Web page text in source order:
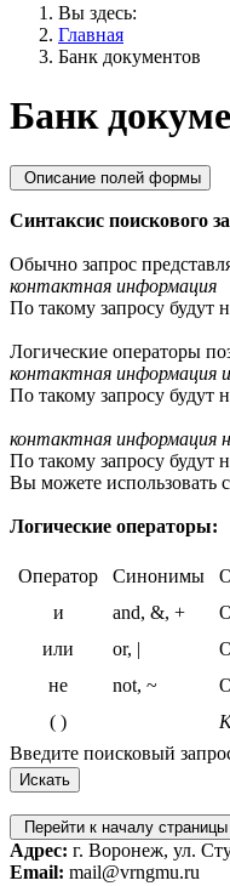
Вы здесь:
Главная
Банк документов
Банк
Описание полей формы
Синтаксис поискового
Обычно запрос
контактная информация
По такому запросу будут
Логические операторы
контактная информация
По такому запросу будут
контактная информация
По такому запросу будут
Вы можете использовать
Логические операторы:
Оператор Синонимы
и
and, &, +
или
or, |
не
not, ~
( )
Введите поисковый
Перейти к началу страницы
Адрес: г. Воронеж, ул.
Email: mail@vrngmu.ru